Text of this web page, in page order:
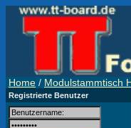
Home / Modulstammtisch
Registrierte Benutzer